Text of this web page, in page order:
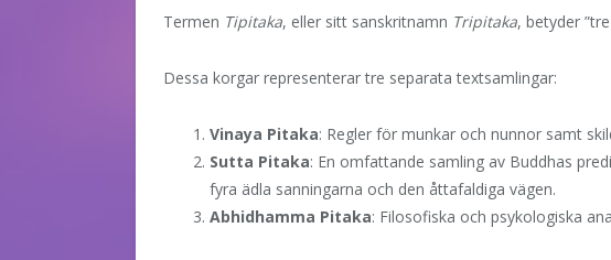
Termen Tipitaka, eller sitt sanskritnamn Tripitaka, betyder
Dessa korgar representerar tre separata textsamlingar:
Vinaya Pitaka: Regler för munkar och nunnor samt
Sutta Pitaka: En omfattande samling av Buddhas
fyra ädla sanningarna och den åttafaldiga vägen.
Abhidhamma Pitaka: Filosofiska och psykologiska